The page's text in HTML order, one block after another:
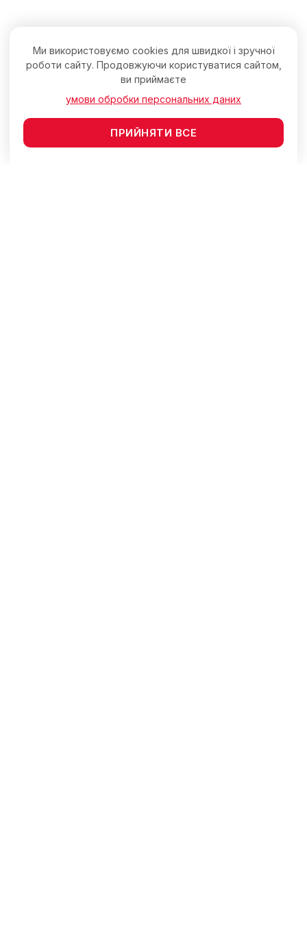
Ми використовуємо cookies для швидкої і зручної
роботи сайту. Продовжуючи користуватися сайтом,
ви приймаєте
умови обробки персональних даних
ПРИЙНЯТИ ВСЕ